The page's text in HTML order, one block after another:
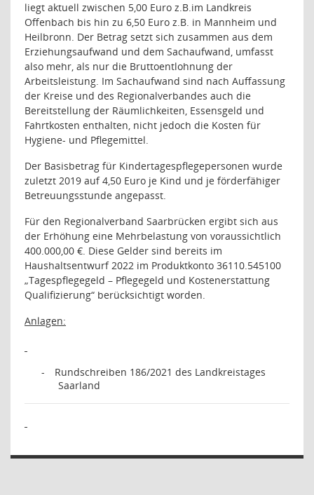
liegt aktuell zwischen 5,00 Euro z.B.im Landkreis
Offenbach bis hin zu 6,50 Euro z.B. in Mannheim und
Heilbronn. Der Betrag setzt sich zusammen aus dem
Erziehungsaufwand und dem Sachaufwand, umfasst
also mehr, als nur die Bruttoentlohnung der
Arbeitsleistung. Im Sachaufwand sind nach Auffassung
der Kreise und des Regionalverbandes auch die
Bereitstellung der Räumlichkeiten, Essensgeld und
Fahrtkosten enthalten, nicht jedoch die Kosten für
Hygiene- und Pflegemittel.
Der Basisbetrag für Kindertagespflegepersonen wurde
zuletzt 2019 auf 4,50 Euro je Kind und je förderfähiger
Betreuungsstunde angepasst.
Für den Regionalverband Saarbrücken ergibt sich aus
der Erhöhung eine Mehrbelastung von voraussichtlich
400.000,00 €. Diese Gelder sind bereits im
Haushaltsentwurf 2022 im Produktkonto 36110.545100
„Tagespflegegeld – Pflegegeld und Kostenerstattung
Qualifizierung“ berücksichtigt worden.
Anlagen:
-
Rundschreiben 186/2021 des Landkreistages
Saarland